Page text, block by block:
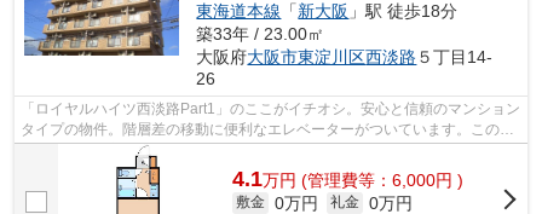
東海道本線 「新大阪 」駅 徒歩18分
築33年 / 23.00㎡
大阪府大阪市東淀川区西淡路 ５丁目14-
26
「ロイヤルハイツ西淡路Part1」のここがイチオシ。安心と信頼のマンション
タイプの物件。階層差の移動に便利なエレベーターがついています。この物
件は陽当りも良く、洗濯物を気持ちよ...
4.1万円 (管理費等：6,000円 )
敷金 0万円 礼金 0万円